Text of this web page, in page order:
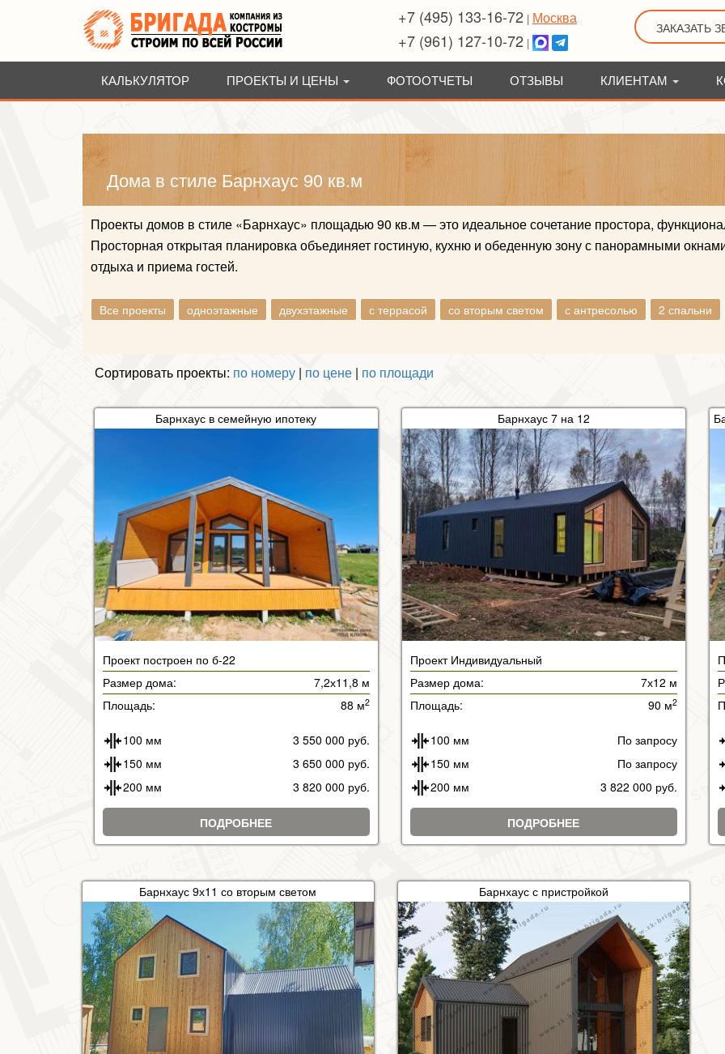
+7 (495) 133-16-72 | Москва
+7 (961) 127-10-72 |
ЗАКАЗАТЬ
КАЛЬКУЛЯТОР ПРОЕКТЫ И ЦЕНЫ ФОТООТЧЕТЫ ОТЗЫВЫ КЛИЕНТАМ
Дома в стиле Барнхаус 90 кв.м
Проекты домов в стиле «Барнхаус» площадью 90 кв.м — это идеальное сочетание простора,
Просторная открытая планировка объединяет гостиную, кухню и обеденную зону с панорамными
отдыха и приема гостей.
Все проекты одноэтажные двухэтажные с террасой со вторым светом с антресолью 2 спальни
Сортировать проекты: по номеру | по цене | по площади
Барнхаус в семейную ипотеку
Проект построен по б-22
Размер дома:
7,2х11,8 м
Площадь:
88 м2
100 мм
3 550 000 руб.
150 мм
3 650 000 руб.
200 мм
3 820 000 руб.
ПОДРОБНЕЕ
Барнхаус 7 на 12
Проект Индивидуальный
Размер дома:
7х12 м
Площадь:
90 м2
100 мм
По запросу
150 мм
По запросу
200 мм
3 822 000 руб.
ПОДРОБНЕЕ
Барнхаус 9х11 со вторым светом Барнхаус с пристройкой